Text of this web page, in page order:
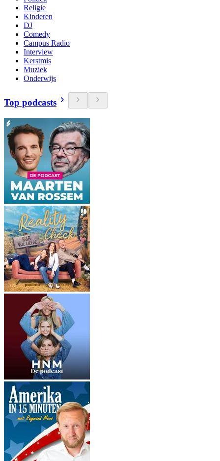
Religie
Kinderen
DJ
Comedy
Campus Radio
Interview
Kerstmis
Muziek
Onderwijs
Top podcasts